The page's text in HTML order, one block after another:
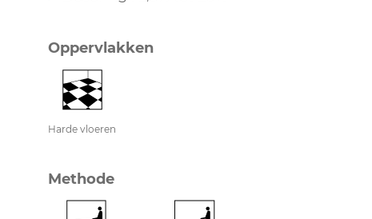
Oppervlakken
Harde vloeren
Methode